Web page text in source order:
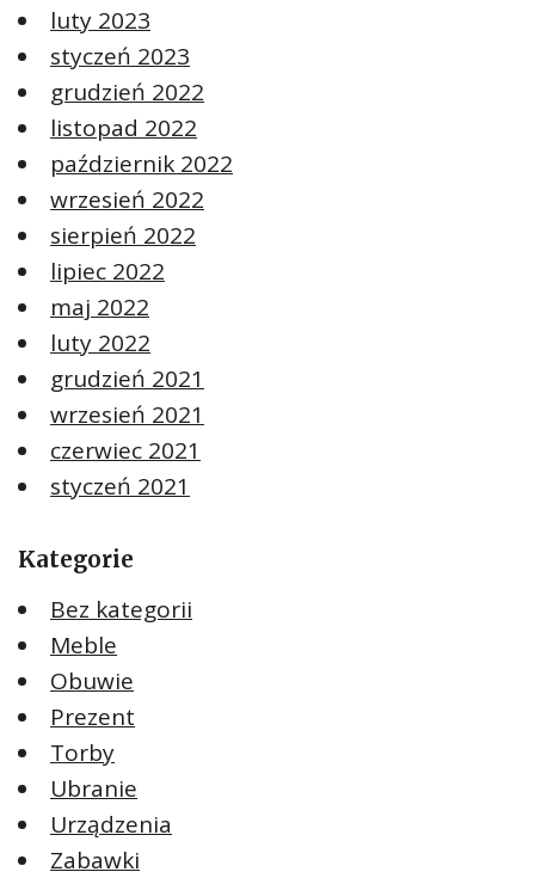
luty 2023
styczeń 2023
grudzień 2022
listopad 2022
październik 2022
wrzesień 2022
sierpień 2022
lipiec 2022
maj 2022
luty 2022
grudzień 2021
wrzesień 2021
czerwiec 2021
styczeń 2021
Kategorie
Bez kategorii
Meble
Obuwie
Prezent
Torby
Ubranie
Urządzenia
Zabawki